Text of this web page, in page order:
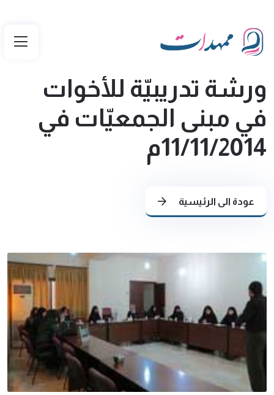
ورشة تدريبيّة للأخوات
في مبنى الجمعيّات في
11/11/2014م
عودة الى الرئيسية